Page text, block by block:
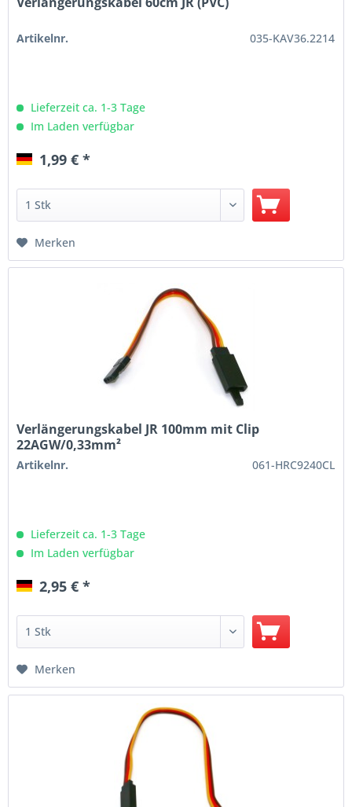
Artikelnr. 035-KAV36.2214
Lieferzeit ca. 1-3 Tage
Im Laden verfügbar
1,99 € *
Merken
Verlängerungskabel JR 100mm mit Clip
22AGW/0,33mm²
Artikelnr. 061-HRC9240CL
Lieferzeit ca. 1-3 Tage
Im Laden verfügbar
2,95 € *
Merken